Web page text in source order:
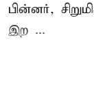
பின்னர்,
இற ...